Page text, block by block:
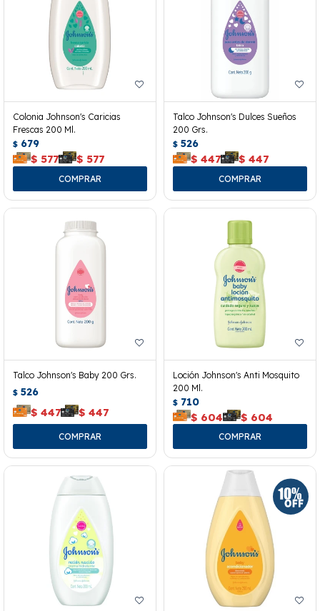
Colonia Johnson's Caricias
Frescas 200 Ml.
$ 679
$ 577 $ 577
Talco Johnson's Dulces Sueños
200 Grs.
$ 526
$ 447 $ 447
Talco Johnson's Baby 200 Grs.
$ 526
$ 447 $ 447
Loción Johnson's Anti Mosquito
200 Ml.
$ 710
$ 604 $ 604